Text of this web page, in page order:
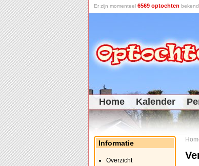
Er zijn momenteel 6569 optochten
Home Kalender
Informatie
Overzicht